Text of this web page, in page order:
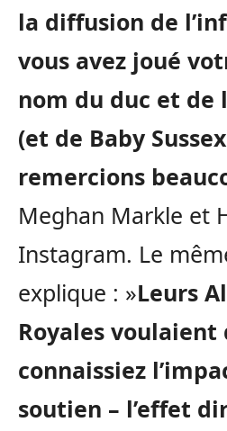
la diffusion de
vous avez joué
nom du duc et de
(et de Baby
remercions
Meghan Markle et
Instagram. Le
explique : »Leurs
Royales voulaient
connaissiez
soutien – l’effet